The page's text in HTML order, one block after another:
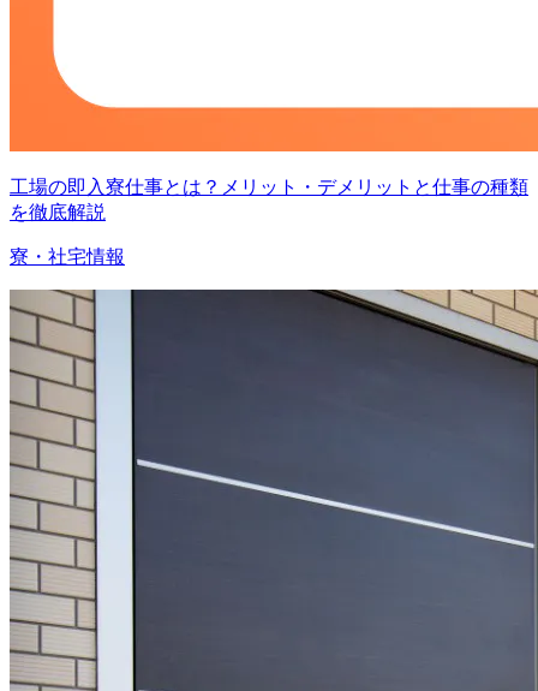
工場の即入寮仕事とは？メリット・デメリットと仕事の種類
を徹底解説
寮・社宅情報